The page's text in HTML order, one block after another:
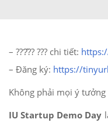
– ???̂?? ??? chi tiết:
– Đăng ký: https://
Không phải mọi ý
IU Startup Demo Day